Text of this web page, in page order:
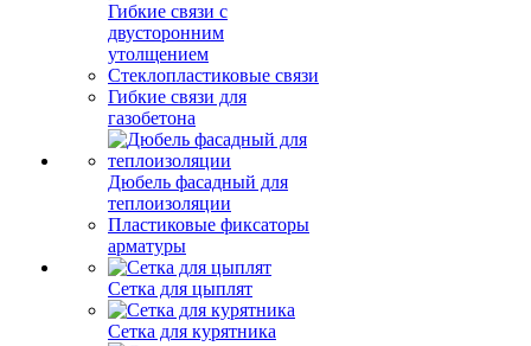
Гибкие связи с
двусторонним
утолщением
Стеклопластиковые связи
Гибкие связи для
газобетона
Дюбель фасадный для
теплоизоляции
Пластиковые фиксаторы
арматуры
Сетка для цыплят
Сетка для курятника